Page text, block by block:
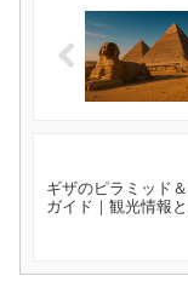
ギザのピラミッド
ガイド｜観光情報